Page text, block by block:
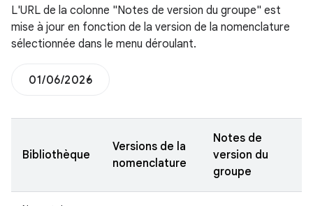
L'URL de la colonne "Notes de version du groupe" est
mise à jour en fonction de la version de la nomenclature
sélectionnée dans le menu déroulant.
01/06/2026
Bibliothèque
Versions de la
nomenclature
Notes de
version du
groupe